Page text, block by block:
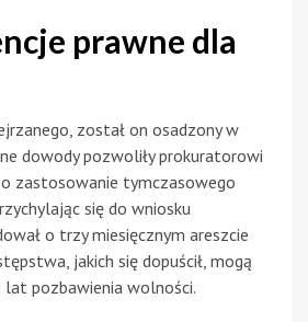
prawne dla
został on osadzony w
dowody pozwoliły prokuratorowi
o zastosowanie tymczasowego
się do wniosku
o trzy miesięcznym areszcie
jakich się dopuścił, mogą
pozbawienia wolności.